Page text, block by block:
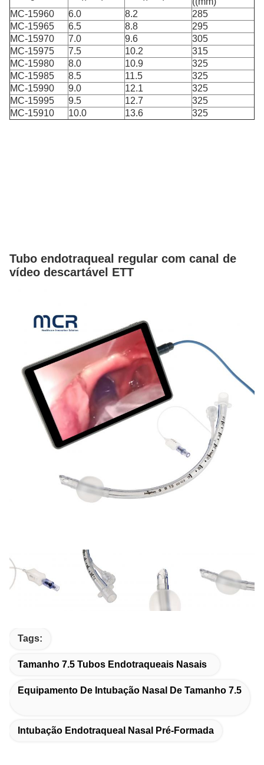
MC-15960
6.0 8.2
285
MC-15965
6.5 8.8
295
MC-15970
7.0 9.6
305
MC-15975
7.5 10.2
315
MC-15980
8.0 10.9
325
MC-15985
8.5 11.5
325
MC-15990
9.0 12.1
325
MC-15995
9.5 12.7
325
MC-15910
10.0 13.6 325
Tubo endotraqueal regular com canal de
vídeo descartável ETT
Tags:
Tamanho 7.5 Tubos Endotraqueais Nasais
Equipamento De Intubação Nasal De Tamanho 7.5
Intubação Endotraqueal Nasal Pré-Formada